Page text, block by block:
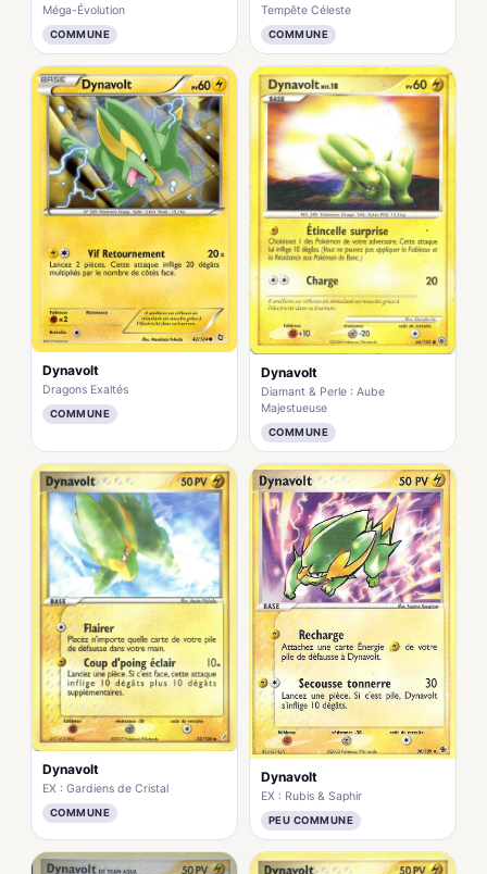
Méga-Évolution
COMMUNE
Tempête Céleste
COMMUNE
Dynavolt
Dragons Exaltés
COMMUNE
Dynavolt
Diamant & Perle : Aube
Majestueuse
COMMUNE
Dynavolt
EX : Gardiens de Cristal
COMMUNE
Dynavolt
EX : Rubis & Saphir
PEU COMMUNE